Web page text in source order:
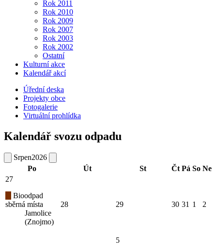
Rok 2011
Rok 2010
Rok 2009
Rok 2007
Rok 2003
Rok 2002
Ostatní
Kulturní akce
Kalendář akcí
Úřední deska
Projekty obce
Fotogalerie
Virtuální prohlídka
Kalendář svozu odpadu
Srpen2026
Po
Út St Čt Pá So Ne
27
Bioodpad
sběrná místa
Jamolice
(Znojmo)
28 29 30 31 1 2
5